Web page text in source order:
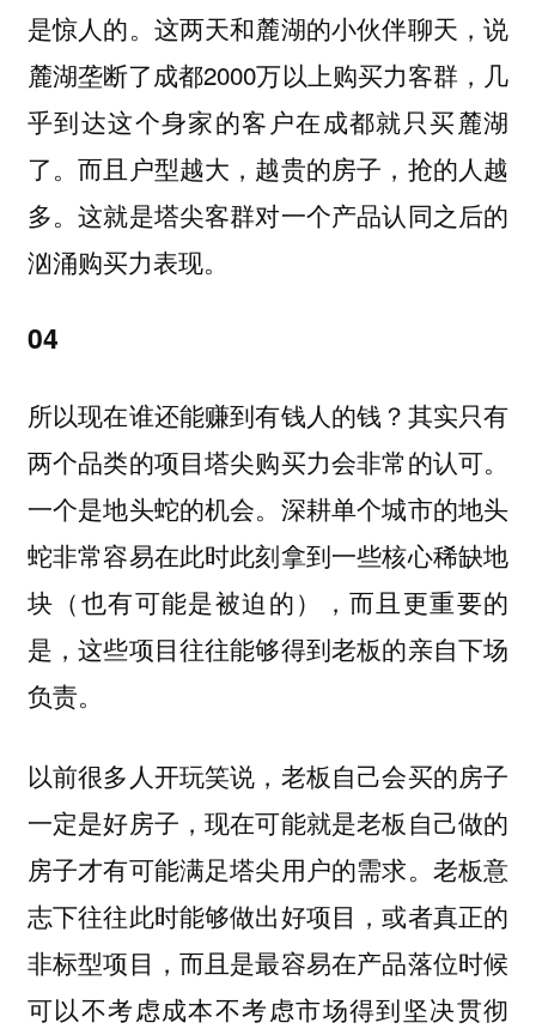
是惊人的。这两天和麓湖的小伙伴聊天，说
麓湖垄断了成都2000万以上购买力客群，几
乎到达这个身家的客户在成都就只买麓湖
了。而且户型越大，越贵的房子，抢的人越
多。这就是塔尖客群对一个产品认同之后的
汹涌购买力表现。
04
所以现在谁还能赚到有钱人的钱？其实只有
两个品类的项目塔尖购买力会非常的认可。
一个是地头蛇的机会。深耕单个城市的地头
蛇非常容易在此时此刻拿到一些核心稀缺地
块（也有可能是被迫的），而且更重要的
是，这些项目往往能够得到老板的亲自下场
负责。
以前很多人开玩笑说，老板自己会买的房子
一定是好房子，现在可能就是老板自己做的
房子才有可能满足塔尖用户的需求。老板意
志下往往此时能够做出好项目，或者真正的
非标型项目，而且是最容易在产品落位时候
可以不考虑成本不考虑市场得到坚决贯彻